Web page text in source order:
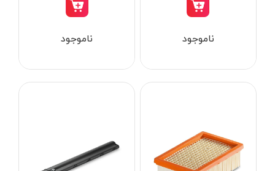
ابزار جوش و برش
ابزار اندازه گیری دقیق و لیزری
ابزار نجاری
ابزار بادی
ناموجود ناموجود